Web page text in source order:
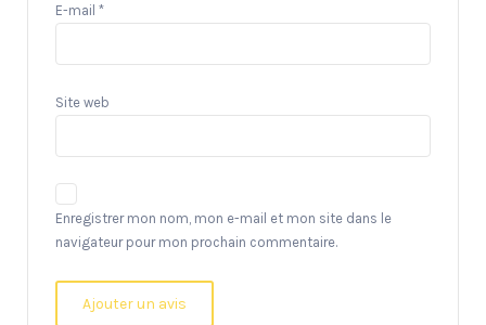
E-mail *
Site web
Enregistrer mon nom, mon e-mail et mon site dans le
navigateur pour mon prochain commentaire.